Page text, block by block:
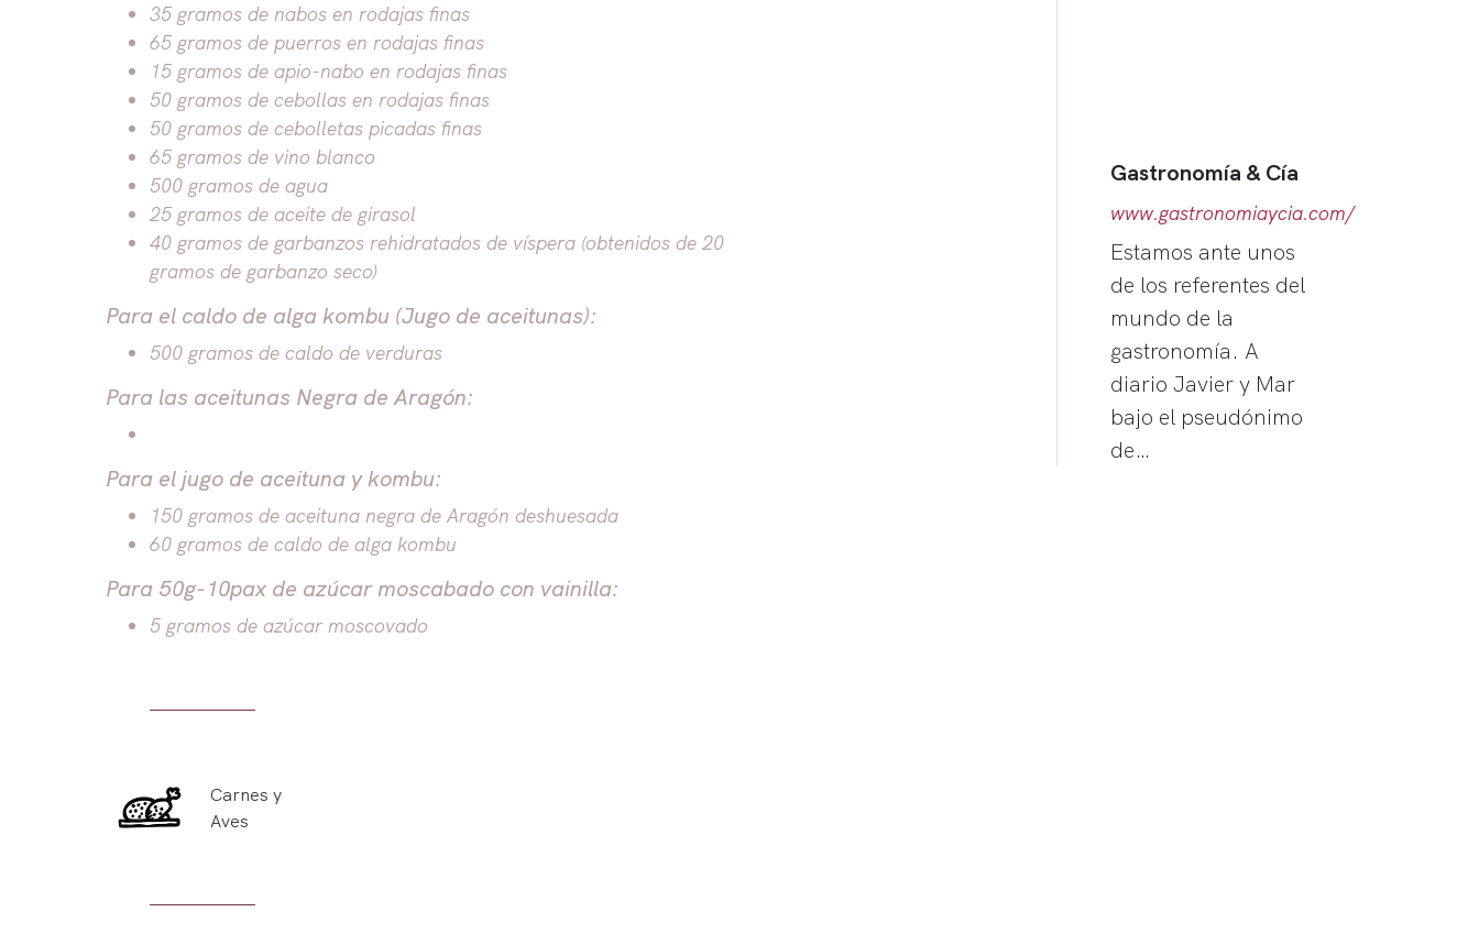
35 gramos de nabos en rodajas finas
65 gramos de puerros en rodajas finas
15 gramos de apio-nabo en rodajas finas
50 gramos de cebollas en rodajas finas
50 gramos de cebolletas picadas finas
65 gramos de vino blanco
500 gramos de agua
25 gramos de aceite de girasol
40 gramos de garbanzos rehidratados de víspera (obtenidos de 20
gramos de garbanzo seco)
Para el caldo de alga kombu (Jugo de aceitunas):
500 gramos de caldo de verduras
Para las aceitunas Negra de Aragón:
Para el jugo de aceituna y kombu:
150 gramos de aceituna negra de Aragón deshuesada
60 gramos de caldo de alga kombu
Para 50g-10pax de azúcar moscabado con vainilla:
5 gramos de azúcar moscovado
Carnes y
Aves
Gastronomía & Cía
www.gastronomiaycia.com/
Estamos ante unos
de los referentes del
mundo de la
gastronomía. A
diario Javier y Mar
bajo el pseudónimo
de…